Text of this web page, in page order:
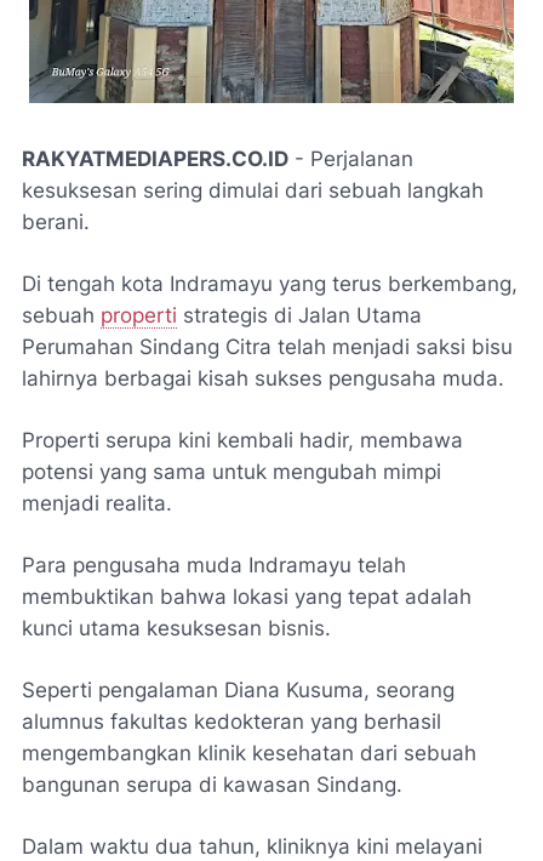
RAKYATMEDIAPERS.CO.ID - Perjalanan
kesuksesan sering dimulai dari sebuah langkah
berani.
Di tengah kota Indramayu yang terus berkembang,
sebuah properti strategis di Jalan Utama
Perumahan Sindang Citra telah menjadi saksi bisu
lahirnya berbagai kisah sukses pengusaha muda.
Properti serupa kini kembali hadir, membawa
potensi yang sama untuk mengubah mimpi
menjadi realita.
Para pengusaha muda Indramayu telah
membuktikan bahwa lokasi yang tepat adalah
kunci utama kesuksesan bisnis.
Seperti pengalaman Diana Kusuma, seorang
alumnus fakultas kedokteran yang berhasil
mengembangkan klinik kesehatan dari sebuah
bangunan serupa di kawasan Sindang.
Dalam waktu dua tahun, kliniknya kini melayani